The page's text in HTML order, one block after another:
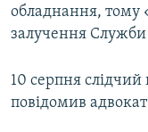
обладнання, тому
залучення
10 серпня слідчий
повідомив